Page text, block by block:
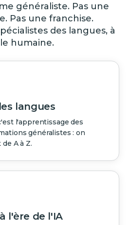
généraliste. Pas une
Pas une franchise.
des langues, à
humaine.
langues
l'apprentissage des
généralistes : on
A à Z.
l'ère de l'IA